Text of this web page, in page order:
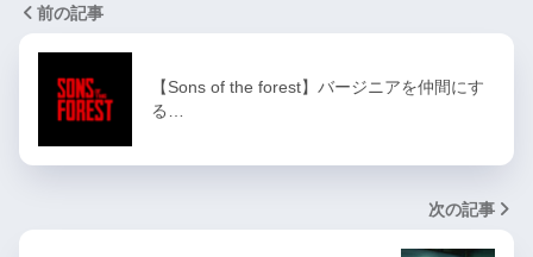
前の記事
【Sons of the forest】バージニアを仲間にす
る…
次の記事